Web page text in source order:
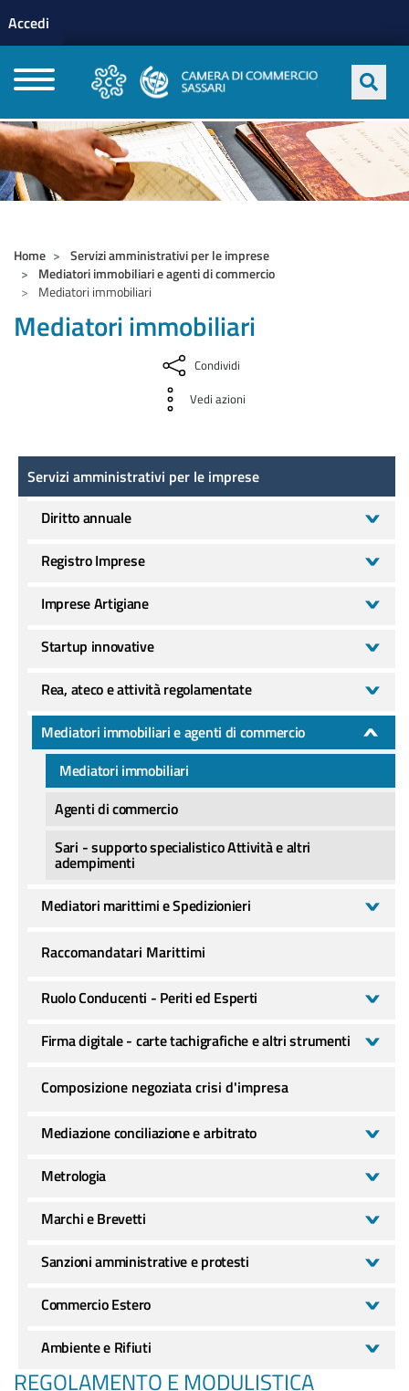
profilo utente
Accedi
Home
Servizi amministrativi per le imprese
Mediatori immobiliari e agenti di commercio
Mediatori immobiliari
Mediatori immobiliari
Condividi
Vedi azioni
REGOLAMENTO E MODULISTICA
Servizi amministrativi per le imprese
Servizi amministrativi per le imprese
Diritto annuale
Registro Imprese
Imprese Artigiane
Startup innovative
Rea, ateco e attività regolamentate
Mediatori immobiliari e agenti di commercio
Mediatori immobiliari
Agenti di commercio
Sari - supporto specialistico Attività e altri
adempimenti
Mediatori marittimi e Spedizionieri
Raccomandatari Marittimi
Ruolo Conducenti - Periti ed Esperti
Firma digitale - carte tachigrafiche e altri strumenti
Composizione negoziata crisi d'impresa
Mediazione conciliazione e arbitrato
Metrologia
Marchi e Brevetti
Sanzioni amministrative e protesti
Commercio Estero
Ambiente e Rifiuti